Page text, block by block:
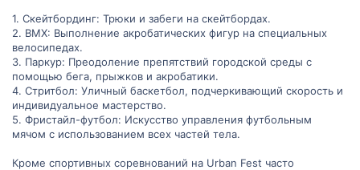
1. Скейтбординг: Трюки и забеги на скейтбордах.
2. BMX: Выполнение акробатических фигур на специальных
велосипедах.
3. Паркур: Преодоление препятствий городской среды с
помощью бега, прыжков и акробатики.
4. Стритбол: Уличный баскетбол, подчеркивающий скорость и
индивидуальное мастерство.
5. Фристайл-футбол: Искусство управления футбольным
мячом с использованием всех частей тела.
Кроме спортивных соревнований на Urban Fest часто